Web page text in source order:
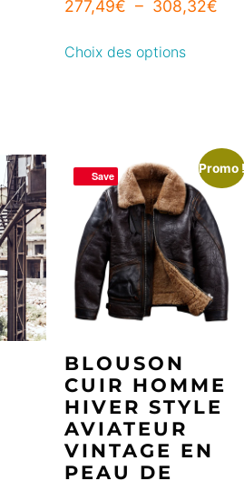
277,49€ – 308,32€
Choix des options
Save
Promo !
BLOUSON
CUIR HOMME
HIVER STYLE
AVIATEUR
VINTAGE EN
PEAU DE